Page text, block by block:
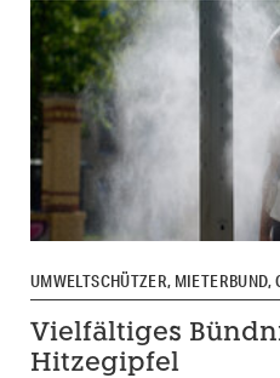
UMWELTSCHÜTZER, MIETERBUND,
Vielfältiges
Hitzegipfel